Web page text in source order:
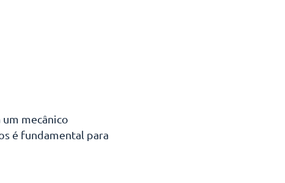
mecânico
é fundamental para